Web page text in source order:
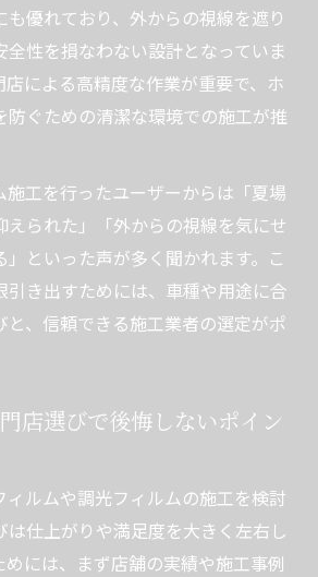
ィルムで夏の暑さを乗り切る方
ム施工で内装劣化と日焼けを防
ムのUVカット効果と快適性アッ
立するカーフィルム施工の秘訣
ム施工料金の内訳と選び方のポ
なく品質も重視するカーフィル
に確認すべきカーフィルムの品
も優れており、外からの視線を遮り
性を損なわない設計となっていま
店による高精度な作業が重要で、ホ
防ぐための清潔な環境での施工が推
施工を行ったユーザーからは「夏場
えられた」「外からの視線を気にせ
といった声が多く聞かれます。こ
引き出すためには、車種や用途に合
と、信頼できる施工業者の選定がポ
店選びで後悔しないポイン
ルムや調光フィルムの施工を検討
は仕上がりや満足度を大きく左右し
めには、まず店舗の実績や施工事例